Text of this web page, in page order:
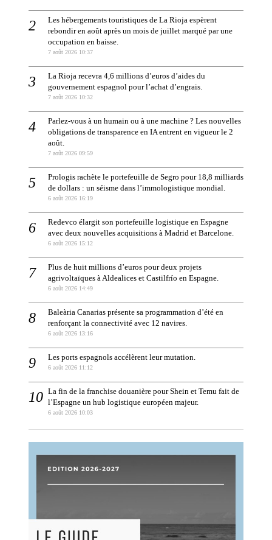
Les hébergements touristiques de La Rioja espèrent
rebondir en août après un mois de juillet marqué par une
occupation en baisse.
7 août 2026 10:37
La Rioja recevra 4,6 millions d’euros d’aides du
gouvernement espagnol pour l’achat d’engrais.
7 août 2026 10:32
Parlez-vous à un humain ou à une machine ? Les nouvelles
obligations de transparence en IA entrent en vigueur le 2
août.
7 août 2026 09:59
Prologis rachète le portefeuille de Segro pour 18,8 milliards
de dollars : un séisme dans l’immologistique mondial.
6 août 2026 16:19
Redevco élargit son portefeuille logistique en Espagne
avec deux nouvelles acquisitions à Madrid et Barcelone.
6 août 2026 15:12
Plus de huit millions d’euros pour deux projets
agrivoltaïques à Aldealices et Castilfrío en Espagne.
6 août 2026 14:49
Baleària Canarias présente sa programmation d’été en
renforçant la connectivité avec 12 navires.
6 août 2026 13:16
Les ports espagnols accélèrent leur mutation.
6 août 2026 11:12
La fin de la franchise douanière pour Shein et Temu fait de
l’Espagne un hub logistique européen majeur.
6 août 2026 10:03